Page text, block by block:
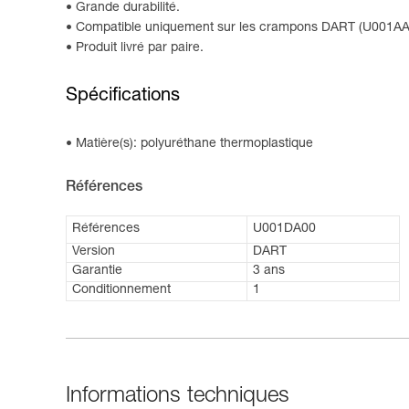
Grande durabilité.
Compatible uniquement sur les crampons DART
Produit livré par paire.
Spécifications
Matière(s): polyuréthane thermoplastique
Références
Références
U001DA00
Version
DART
Garantie
3 ans
Conditionnement
1
Informations techniques